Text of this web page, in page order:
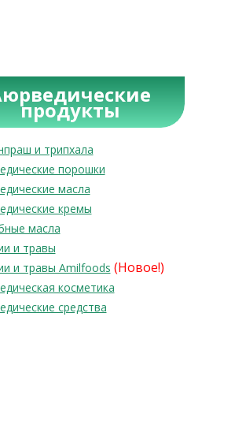
продукты
и трипхала
порошки
масла
кремы
масла
и травы
и травы Amilfoods (Новое!)
косметика
средства